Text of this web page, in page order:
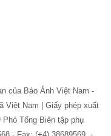
của Báo Ảnh Việt Nam -
Việt Nam | Giấy phép xuất
Tổng Biên tập phụ